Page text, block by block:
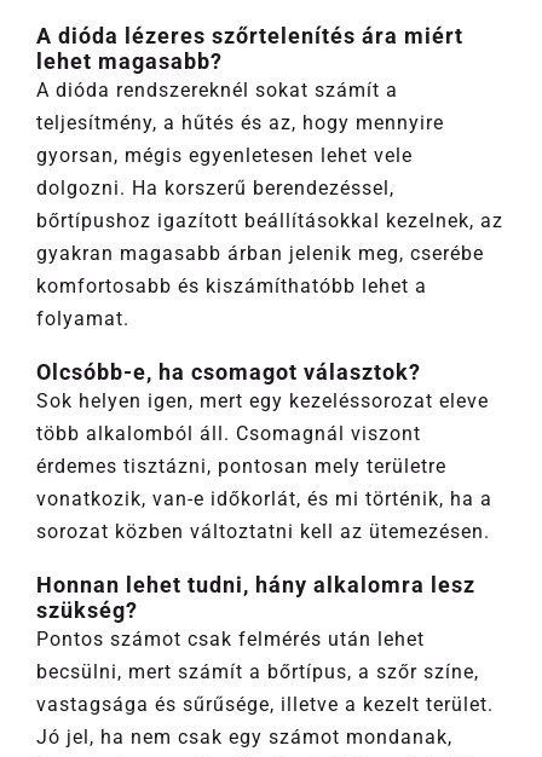
A dióda lézeres szőrtelenítés ára miért
lehet magasabb?
A dióda rendszereknél sokat számít a
teljesítmény, a hűtés és az, hogy mennyire
gyorsan, mégis egyenletesen lehet vele
dolgozni. Ha korszerű berendezéssel,
bőrtípushoz igazított beállításokkal kezelnek, az
gyakran magasabb árban jelenik meg, cserébe
komfortosabb és kiszámíthatóbb lehet a
folyamat.
Olcsóbb-e, ha csomagot választok?
Sok helyen igen, mert egy kezeléssorozat eleve
több alkalomból áll. Csomagnál viszont
érdemes tisztázni, pontosan mely területre
vonatkozik, van-e időkorlát, és mi történik, ha a
sorozat közben változtatni kell az ütemezésen.
Honnan lehet tudni, hány alkalomra lesz
szükség?
Pontos számot csak felmérés után lehet
becsülni, mert számít a bőrtípus, a szőr színe,
vastagsága és sűrűsége, illetve a kezelt terület.
Jó jel, ha nem csak egy számot mondanak,